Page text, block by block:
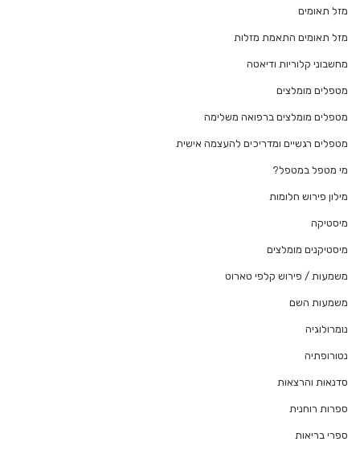
מזל תאומים
מזל תאומים התאמת מזלות
מחשבוני קלוריות ודיאטה
מטפלים מומלצים
מטפלים מומלצים ברפואה משלימה
מטפלים רגשיים ומדריכים להעצמה אישית
מי מטפל במטפל?
מילון פירוש חלומות
מיסטיקה
מיסטיקנים מומלצים
משמעות / פירוש קלפי טארוט
משמעות השם
נומרולוגיה
נטורופתיה
סדנאות והרצאות
ספרות רוחנית
ספרי בריאות